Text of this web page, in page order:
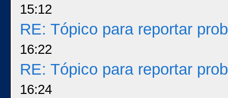
15:12
RE: Tópico para reportar
16:22
RE: Tópico para reportar
16:24